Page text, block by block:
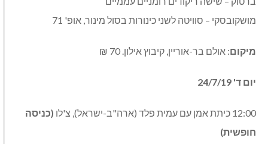
מושקובסקי – סוויטה לשני כינורות בסול מינור, אופ' 71
מיקום: אולם בר-אוריין, קיבוץ אילון. 70 ₪
יום ד' 24/7/19
12:00 כיתת אמן עם עמית פלד (ארה"ב-ישראל), צ'לו
(כניסה
חופשית)